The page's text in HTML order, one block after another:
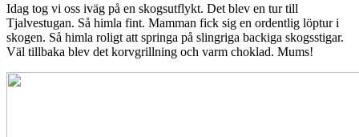
Idag tog vi oss iväg på en skogsutflykt. Det blev en tur till
Tjalvestugan. Så himla fint. Mamman fick sig en ordentlig löptur i
skogen. Så himla roligt att springa på slingriga backiga skogsstigar.
Väl tillbaka blev det korvgrillning och varm choklad. Mums!